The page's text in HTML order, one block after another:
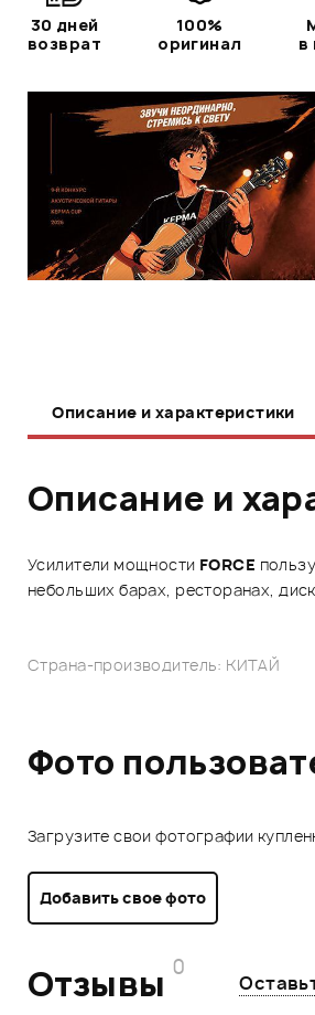
30 дней
возврат
100%
оригинал
в
Описание и характеристики
Описание и
Усилители мощности FORCE
небольших барах, ресторанах,
Страна-производитель: КИТАЙ
Фото
Загрузите свои фотографии
Добавить свое фото
Отзывы 0